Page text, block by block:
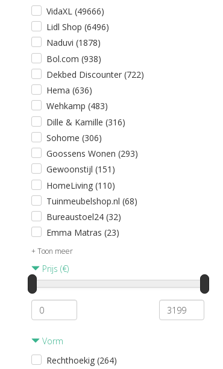
VidaXL (49666)
Lidl Shop (6496)
Naduvi (1878)
Bol.com (938)
Dekbed Discounter (722)
Hema (636)
Wehkamp (483)
Dille & Kamille (316)
Sohome (306)
Goossens Wonen (293)
Gewoonstijl (151)
HomeLiving (110)
Tuinmeubelshop.nl (68)
Bureaustoel24 (32)
Emma Matras (23)
+ Toon meer
Prijs (€)
Vorm
Rechthoekig (264)